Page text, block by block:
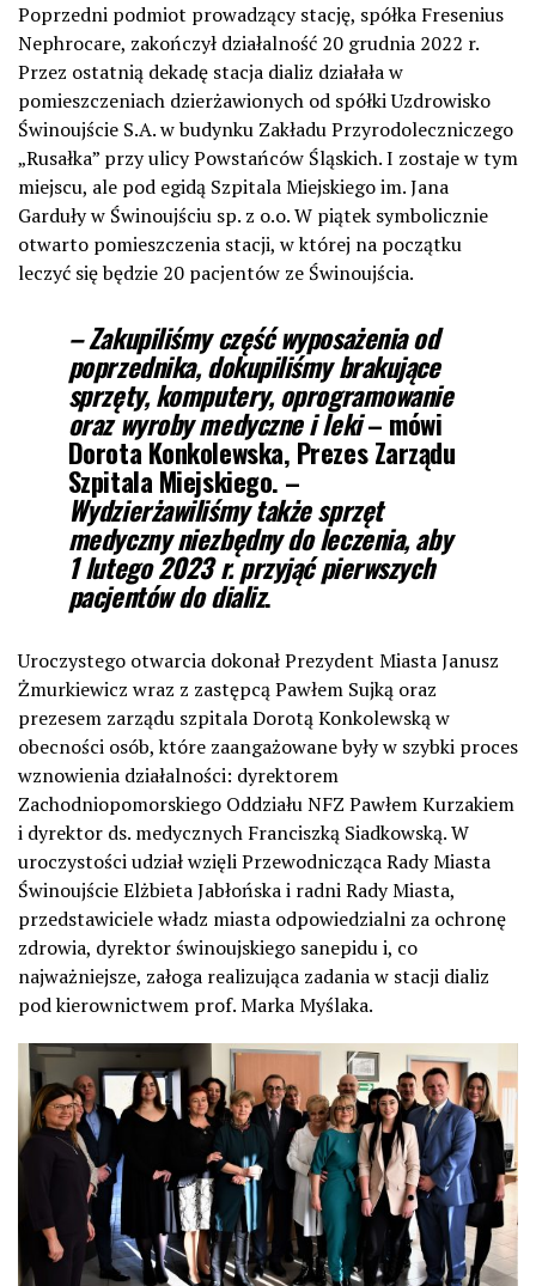
Poprzedni podmiot prowadzący stację, spółka Fresenius
Nephrocare, zakończył działalność 20 grudnia 2022 r.
Przez ostatnią dekadę stacja dializ działała w
pomieszczeniach dzierżawionych od spółki Uzdrowisko
Świnoujście S.A. w budynku Zakładu Przyrodoleczniczego
„Rusałka” przy ulicy Powstańców Śląskich. I zostaje w tym
miejscu, ale pod egidą Szpitala Miejskiego im. Jana
Garduły w Świnoujściu sp. z o.o. W piątek symbolicznie
otwarto pomieszczenia stacji, w której na początku
leczyć się będzie 20 pacjentów ze Świnoujścia.
– Zakupiliśmy część wyposażenia od
poprzednika, dokupiliśmy brakujące
sprzęty, komputery, oprogramowanie
oraz wyroby medyczne i leki– mówi
Dorota Konkolewska, Prezes Zarządu
Szpitala Miejskiego. –
Wydzierżawiliśmy także sprzęt
medyczny niezbędny do leczenia, aby
1 lutego 2023 r. przyjąć pierwszych
pacjentów do dializ.
Uroczystego otwarcia dokonał Prezydent Miasta Janusz
Żmurkiewicz wraz z zastępcą Pawłem Sujką oraz
prezesem zarządu szpitala Dorotą Konkolewską w
obecności osób, które zaangażowane były w szybki proces
wznowienia działalności: dyrektorem
Zachodniopomorskiego Oddziału NFZ Pawłem Kurzakiem
i dyrektor ds. medycznych Franciszką Siadkowską. W
uroczystości udział wzięli Przewodnicząca Rady Miasta
Świnoujście Elżbieta Jabłońska i radni Rady Miasta,
przedstawiciele władz miasta odpowiedzialni za ochronę
zdrowia, dyrektor świnoujskiego sanepidu i, co
najważniejsze, załoga realizująca zadania w stacji dializ
pod kierownictwem prof. Marka Myślaka.